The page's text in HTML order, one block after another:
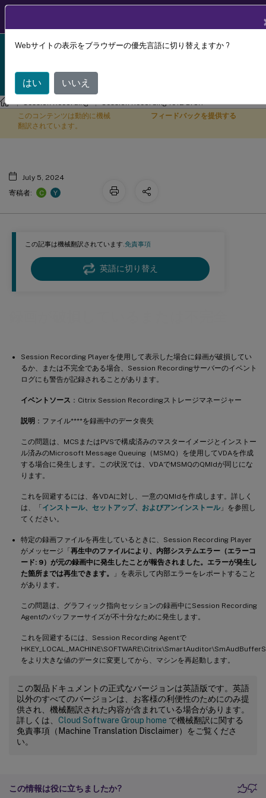
Session Recording 1912 LTSR reached end-of-life on
a newer version of Session Recording.
Session Recording Session Recording 1912 LTSR
この記事は機械翻訳されています.免責事項
英語に切り替え
Session Recording Playerを使用して表示した場合に録画が破損してい
るか、または不完全である場合、Session Recordingサーバーのイベント
ログにも警告が記録されることがあります。
イベントソース ：Citrix Session Recordingストレージマネージャー
説明 ：ファイル****を録画中のデータ喪失
この問題は、MCSまたはPVSで構成済みのマスターイメージとインストー
ル済みのMicrosoft Message Queuing（MSMQ）を使用してVDAを作成
する場合に発生します。この状況では、VDAでMSMQのQMIdが同じにな
ります。
これを回避するには、各VDAに対し、一意のQMIdを作成します。詳しく
は、「インストール、セットアップ、およびアンインストール」を参照し
てください。
特定の録画ファイルを再生しているときに、Session Recording Player
がメッセージ「再生中のファイルにより、内部システムエラー（エラーコ
ード: 9）が元の録画中に発生したことが報告されました。エラーが発生し
た箇所までは再生できます。
」を表示して内部エラーをレポートすること
があります。
この問題は、グラフィック指向セッションの録画中にSession Recording
Agentのバッファーサイズが不十分なために発生します。
これを回避するには、Session Recording Agentで
をより大きな値のデータに変更してから、マシンを再起動します。
この製品ドキュメントの正式なバージョンは英語版です。英語
以外のすべてのバージョンは、お客様の利便性のためにのみ提
供され、機械翻訳された内容が含まれている場合があります。
詳しくは、 Cloud Software Group home で機械翻訳に関する
免責事項（Machine Translation Disclaimer）をご覧くださ
い。
この情報は役に立ちましたか?
このコンテンツは動的に機械
翻訳されています。
フィードバックを提供する
録画が破損しているまたは不完全
July 5, 2024
寄稿者:
C Y
Webサイトの表示をブラウザーの優先言語に切り替えますか ?
はい いいえ